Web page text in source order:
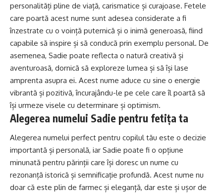
personalități pline de viață, carismatice și curajoase. Fetele
care poartă acest nume sunt adesea considerate a fi
înzestrate cu o voință puternică și o inimă generoasă, fiind
capabile să inspire și să conducă prin exemplu personal. De
asemenea, Sadie poate reflecta o natură creativă și
aventuroasă, dornică să exploreze lumea și să își lase
amprenta asupra ei. Acest nume aduce cu sine o energie
vibrantă și pozitivă, încurajându-le pe cele care îl poartă să
își urmeze visele cu determinare și optimism.
Alegerea numelui Sadie pentru fetița ta
Alegerea numelui perfect pentru copilul tău este o decizie
importantă și personală, iar Sadie poate fi o opțiune
minunată pentru părinții care își doresc un nume cu
rezonanță istorică și semnificație profundă. Acest nume nu
doar că este plin de farmec și eleganță, dar este și ușor de